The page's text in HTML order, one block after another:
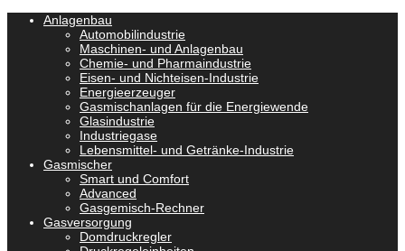
Anlagenbau
Automobilindustrie
Maschinen- und Anlagenbau
Chemie- und Pharmaindustrie
Eisen- und Nichteisen-Industrie
Energieerzeuger
Gasmischanlagen für die Energiewende
Glasindustrie
Industriegase
Lebensmittel- und Getränke-Industrie
Gasmischer
Smart und Comfort
Advanced
Gasgemisch-Rechner
Gasversorgung
Domdruckregler